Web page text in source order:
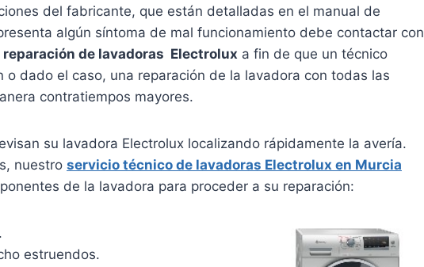
del fabricante, que están detalladas en el manual de
algún síntoma de mal funcionamiento debe contactar con
reparación de lavadoras Electrolux a fin de que un técnico
o dado el caso, una reparación de la lavadora con todas las
contratiempos mayores.
su lavadora Electrolux localizando rápidamente la avería.
nuestro servicio técnico de lavadoras Electrolux en Murcia
de la lavadora para proceder a su reparación:
estruendos.